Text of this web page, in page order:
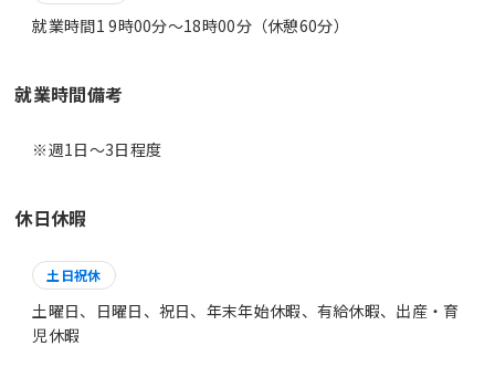
就業時間1 9時00分〜18時00分（休憩60分）
就業時間備考
休日休暇
土日祝休
土曜日、日曜日、祝日、年末年始休暇、有給休暇、出産・育
児休暇